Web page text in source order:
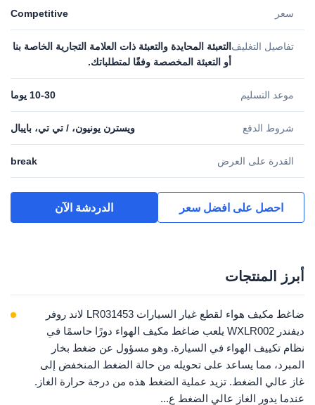
سعر Competitive
تفاصيل التغليف التعبئة المحايدة والتعبئة ذات العلامة التجارية الخاصة بنا
أو التعبئة المخصصة وفقًا لمتطلباتك.
موعد التسليم 10-30 يوما
شروط الدفع ويسترن يونيون، / تي تي، بايبال
القدرة على العرض break
احصل على افضل سعر الدردشة الآن
أبرز المنتجات
ضاغط مكيف هواء لقطع غيار السيارات LR031453 لاند روفر
ديفندر WXLR002 يلعب ضاغط مكيف الهواء دورًا حاسمًا في
نظام تكييف الهواء في السيارة. وهو مسؤول عن ضغط بخار
المبرد، مما يساعد على تحويله من حالة الضغط المنخفض إلى
غاز عالي الضغط. تزيد عملية الضغط هذه من درجة حرارة الغاز.
عندما يدور الغاز عالي الضغط ع...